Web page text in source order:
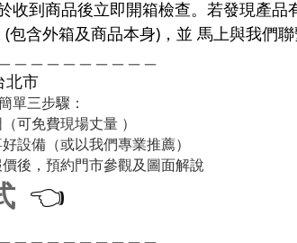
收到商品後立即開箱檢查。若發現產品
含外箱及商品本身)，並 馬上與我們聯
北市
單三步驟：
可免費現場丈量 ）
設備（或以我們專業推薦）
價後，預約門市參觀及圖面解說
👈